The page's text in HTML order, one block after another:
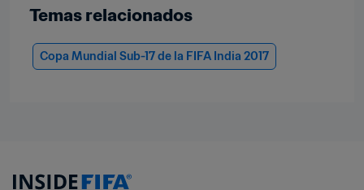
Temas relacionados
Copa Mundial Sub-17 de la FIFA India 2017